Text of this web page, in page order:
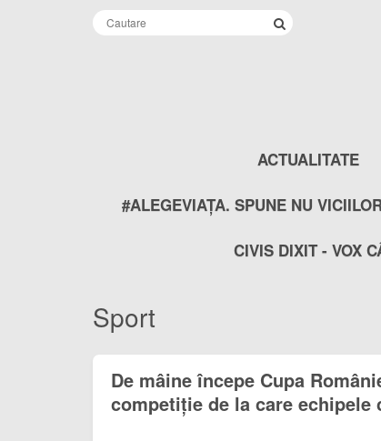
ACTUALITATE
#ALEGEVIAȚA. SPUNE NU
CIVIS DIXIT - VOX
Sport
De mâine începe Cupa
competiție de la care